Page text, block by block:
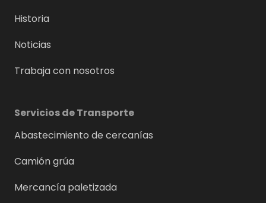
Historia
Noticias
Trabaja con nosotros
Servicios de Transporte
Abastecimiento de cercanías
Camión grúa
Mercancía paletizada